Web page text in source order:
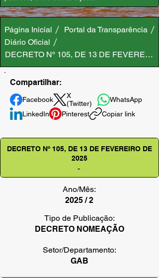
Página Inicial
Portal da Transparência
Diário Oficial
DECRETO Nº 105, DE 13 DE FEVEREIRO
Compartilhar:
Facebook
X
(Twitter)
WhatsApp
LinkedIn
Pinterest Copiar link
DECRETO Nº 105, DE 13 DE FEVEREIRO DE
2025
-
Ano/Mês:
2025 / 2
Tipo de Publicação:
DECRETO NOMEAÇÃO
Setor/Departamento:
GAB